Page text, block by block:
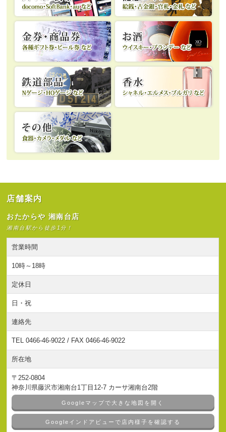
店舗案内
おたからや 湘南台店
湘南台駅から徒歩1分！
営業時間
10時～18時
定休日
日・祝
連絡先
TEL 0466-46-9022 / FAX 0466-46-9022
所在地
〒252-0804
神奈川県藤沢市湘南台1丁目12-7 カーサ湘南台2階
Googleマップで大きな地図を開く
Googleインドアビューで店内様子を確認する